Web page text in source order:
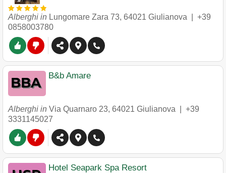
Alberghi in Lungomare Zara 73, 64021 Giulianova
+39
0858003780
B&b Amare
Alberghi in Via Quarnaro 23, 64021 Giulianova
+39
3331145027
Hotel Seapark Spa Resort